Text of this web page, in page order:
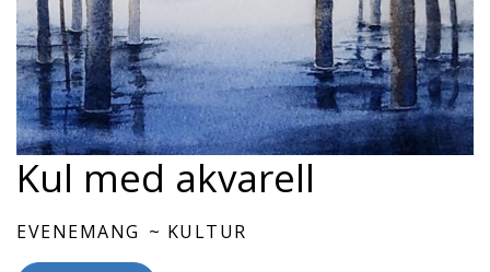
Kul med akvarell
EVENEMANG KULTUR